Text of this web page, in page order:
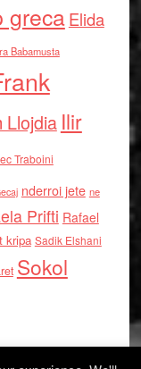
grecaElida
Babamusta
Llojdia Ilir
Traboini
nderroi jete ne
Prifti Rafael
kripa Sadik Elshani
Sokol